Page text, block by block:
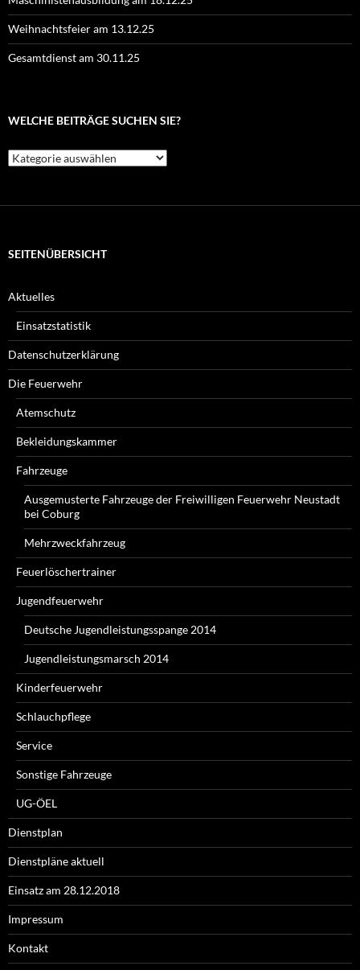
Weihnachtsfeier am 13.12.25
Gesamtdienst am 30.11.25
WELCHE BEITRÄGE SUCHEN SIE?
Welche
Beiträge
SEITENÜBERSICHT
Aktuelles
Einsatzstatistik
Datenschutzerklärung
Die Feuerwehr
Atemschutz
Bekleidungskammer
Fahrzeuge
Ausgemusterte Fahrzeuge der Freiwilligen Feuerwehr Neustadt
bei Coburg
Mehrzweckfahrzeug
Feuerlöschertrainer
Jugendfeuerwehr
Deutsche Jugendleistungsspange 2014
Jugendleistungsmarsch 2014
Kinderfeuerwehr
Schlauchpflege
Service
Sonstige Fahrzeuge
UG-ÖEL
Dienstplan
Dienstpläne aktuell
Einsatz am 28.12.2018
Impressum
Kontakt